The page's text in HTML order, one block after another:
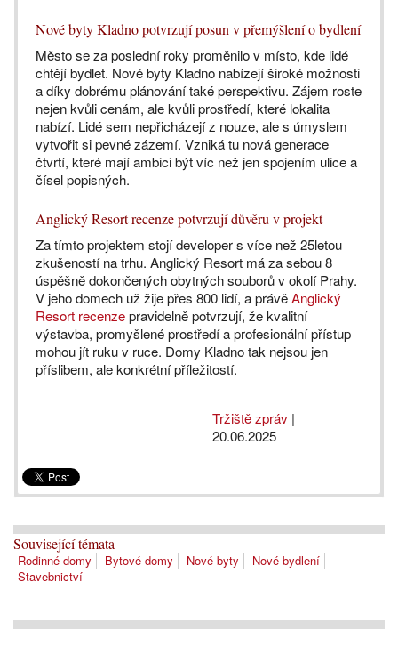
Nové byty Kladno potvrzují posun v přemýšlení o bydlení
Město se za poslední roky proměnilo v místo, kde lidé
chtějí bydlet. Nové byty Kladno nabízejí široké možnosti
a díky dobrému plánování také perspektivu. Zájem roste
nejen kvůli cenám, ale kvůli prostředí, které lokalita
nabízí. Lidé sem nepřicházejí z nouze, ale s úmyslem
vytvořit si pevné zázemí. Vzniká tu nová generace
čtvrtí, které mají ambici být víc než jen spojením ulice a
čísel popisných.
Anglický Resort recenze potvrzují důvěru v projekt
Za tímto projektem stojí developer s více než 25letou
zkušeností na trhu. Anglický Resort má za sebou 8
úspěšně dokončených obytných souborů v okolí Prahy.
V jeho domech už žije přes 800 lidí, a právěAnglický
Resort recenzepravidelně potvrzují, že kvalitní
výstavba, promyšlené prostředí a profesionální přístup
mohou jít ruku v ruce. Domy Kladno tak nejsou jen
příslibem, ale konkrétní příležitostí.
Tržiště zpráv |
20.06.2025
Související témata
Rodinné domy Bytové domy Nové byty
Nové bydlení
Stavebnictví